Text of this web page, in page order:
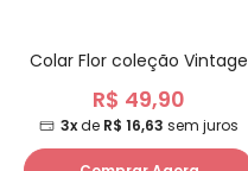
Colar Flor coleção Vintage
R$ 49,90
3xde R$ 16,63 sem juros